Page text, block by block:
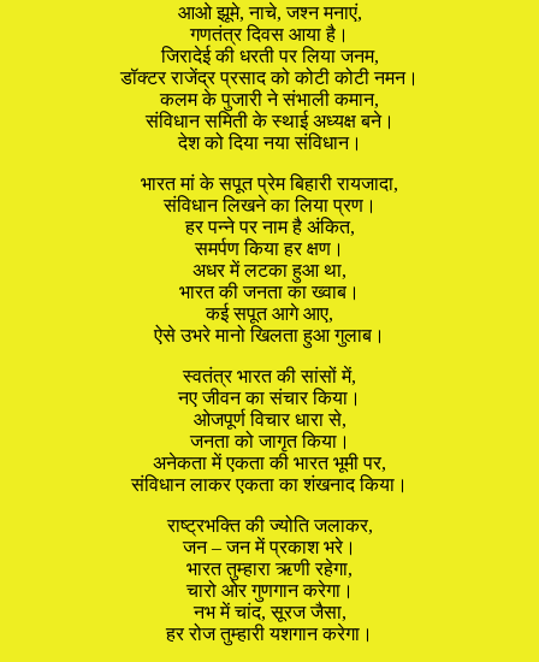
आओ झूमे, नाचे, जश्न मनाएं,
गणतंत्र दिवस आया है।
जिरादेई की धरती पर लिया जनम,
डॉक्टर राजेंद्र प्रसाद को कोटी कोटी नमन।
कलम के पुजारी ने संभाली कमान,
संविधान समिती के स्थाई अध्यक्ष बने।
देश को दिया नया संविधान।
भारत मां के सपूत प्रेम बिहारी रायजादा,
संविधान लिखने का लिया प्रण।
हर पन्ने पर नाम है अंकित,
समर्पण किया हर क्षण।
अधर में लटका हुआ था,
भारत की जनता का ख्वाब।
कई सपूत आगे आए,
ऐसे उभरे मानो खिलता हुआ गुलाब।
स्वतंत्र भारत की सांसों में,
नए जीवन का संचार किया।
ओजपूर्ण विचार धारा से,
जनता को जागृत किया।
अनेकता में एकता की भारत भूमी पर,
संविधान लाकर एकता का शंखनाद किया।
राष्ट्रभक्ति की ज्योति जलाकर,
जन – जन में प्रकाश भरे।
भारत तुम्हारा ऋणी रहेगा,
चारो ओर गुणगान करेगा।
नभ में चांद, सूरज जैसा,
हर रोज तुम्हारी यशगान करेगा।